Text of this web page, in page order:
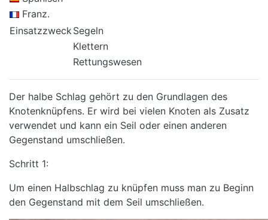
Franz.
Einsatzzweck Segeln
Klettern
Rettungswesen
Der halbe Schlag gehört zu den Grundlagen des
Knotenknüpfens. Er wird bei vielen Knoten als Zusatz
verwendet und kann ein Seil oder einen anderen
Gegenstand umschließen.
Schritt 1:
Um einen Halbschlag zu knüpfen muss man zu Beginn
den Gegenstand mit dem Seil umschließen.